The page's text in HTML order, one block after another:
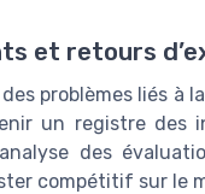
et retours
problèmes liés à
un registre des
des
compétitif sur le